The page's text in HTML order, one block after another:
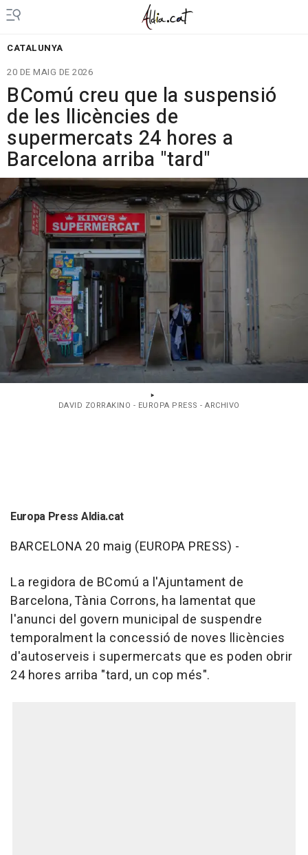
CATALUNYA
20 DE MAIG DE 2026
BComú creu que la suspensió
de les llicències de
supermercats 24 hores a
Barcelona arriba "tard"
DAVID ZORRAKINO - EUROPA PRESS - ARCHIVO
Europa Press Aldia.cat
BARCELONA 20 maig (EUROPA PRESS) -
La regidora de BComú a l'Ajuntament de
Barcelona, Tània Corrons, ha lamentat que
l'anunci del govern municipal de suspendre
temporalment la concessió de noves llicències
d'autoserveis i supermercats que es poden obrir
24 hores arriba "tard, un cop més".